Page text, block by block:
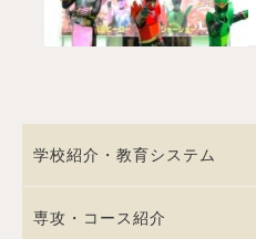
学校紹介・教育システム
専攻・コース紹介